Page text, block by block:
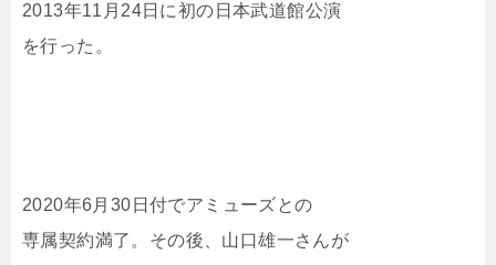
2013年11月24日に初の日本武道館公演
を行った。
2020年6月30日付でアミューズとの
専属契約満了。その後、山口雄一さんが